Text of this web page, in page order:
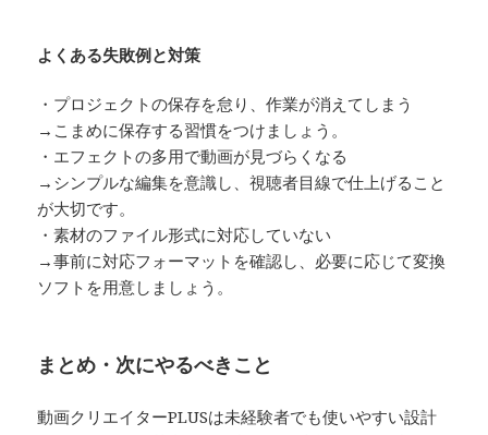
よくある失敗例と対策
・プロジェクトの保存を怠り、作業が消えてしまう
→こまめに保存する習慣をつけましょう。
・エフェクトの多用で動画が見づらくなる
→シンプルな編集を意識し、視聴者目線で仕上げること
が大切です。
・素材のファイル形式に対応していない
→事前に対応フォーマットを確認し、必要に応じて変換
ソフトを用意しましょう。
まとめ・次にやるべきこと
動画クリエイターPLUSは未経験者でも使いやすい設計